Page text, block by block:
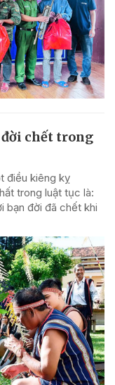
chết trong
điều kiêng kỵ
trong luật tục là:
bạn đời đã chết khi